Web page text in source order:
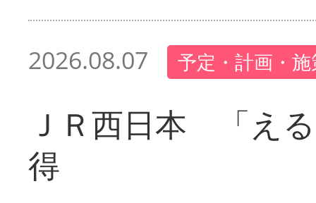
2026.08.07 予定・計画・
ＪＲ西日本 「え
得